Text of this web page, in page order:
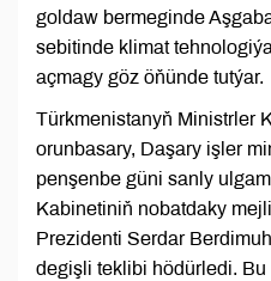
goldaw bermeginde
sebitinde klimat
açmagy göz öňünde tutýar.
Türkmenistanyň Ministrler
orunbasary, Daşary işler
penşenbe güni sanly
Kabinetiniň nobatdaky
Prezidenti Serdar
degişli teklibi hödürledi.